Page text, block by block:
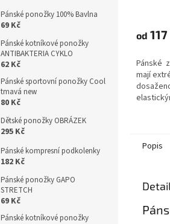
Pánské ponožky 100% Bavlna
69 Kč
Pánské kotníkové ponožky
ANTIBAKTERIA CYKLO
62 Kč
Pánské sportovní ponožky Cool
tmavá new
80 Kč
Dětské ponožky OBRÁZEK
295 Kč
Pánské kompresní podkolenky
182 Kč
Pánské ponožky GAPO
STRETCH
69 Kč
Pánské kotníkové ponožky
od
Pánské
mají
Popis